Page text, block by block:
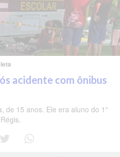
acidente com ônibus
de 15 anos. Ele era aluno do 1°